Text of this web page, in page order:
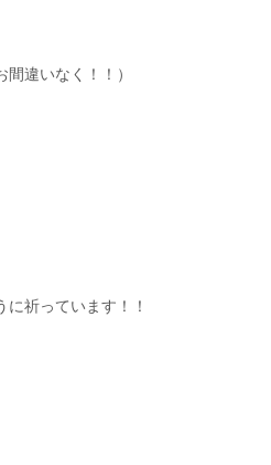
間違いなく！！）
祈っています！！